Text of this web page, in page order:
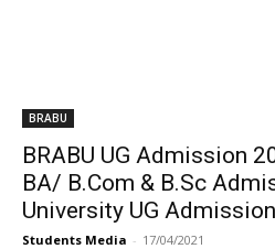
BRABU
BRABU UG Admission
BA/ B.Com & B.Sc
University UG
Students Media - 17/04/2021